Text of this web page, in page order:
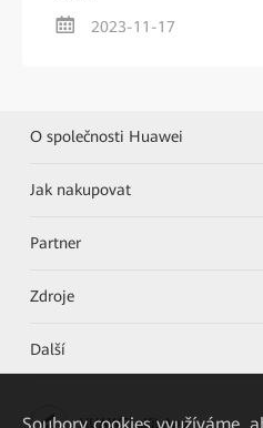
2023-11-17
O společnosti Huawei
Jak nakupovat
Partner
Zdroje
Další
HUAWEI eKit App